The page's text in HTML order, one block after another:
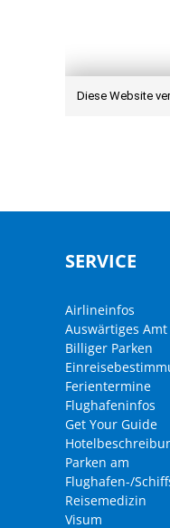
SERVICE
Airlineinfos
Auswärtiges Amt
Billiger Parken
Ferientermine
Flughafeninfos
Get Your Guide
Parken am
Flughafen-/
Reisemedizin
Visum